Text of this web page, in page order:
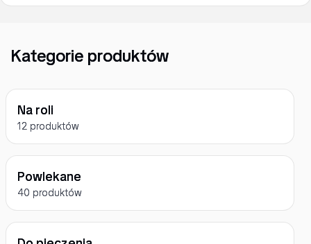
Kategorie produktów
Na roli
12 produktów
Powlekane
40 produktów